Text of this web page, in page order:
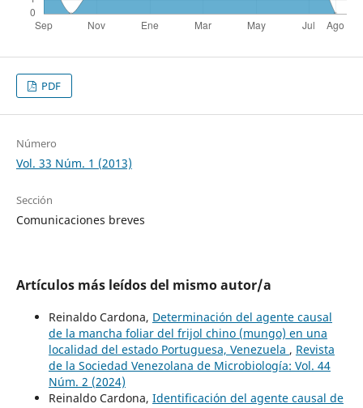
PDF
Número
Vol. 33 Núm. 1 (2013)
Sección
Comunicaciones breves
Artículos más leídos del mismo autor/a
Reinaldo Cardona, Determinación del agente causal
de la mancha foliar del frijol chino (mungo) en una
localidad del estado Portuguesa, Venezuela , Revista
de la Sociedad Venezolana de Microbiología: Vol. 44
Núm. 2 (2024)
Reinaldo Cardona, Identificación del agente causal de